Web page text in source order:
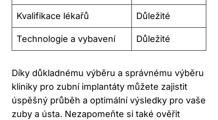
Kvalifikace lékařů Důležité
Technologie a vybavení Důležité
Díky důkladnému výběru a správnému výběru
kliniky pro zubní implantáty můžete zajistit
úspěšný průběh a optimální výsledky pro vaše
zuby a ústa. Nezapomeňte si také ověřit